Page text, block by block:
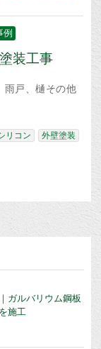
例
装工事
雨戸、樋その他
リコン 外壁塗装
ガルバリウム鋼板
施工